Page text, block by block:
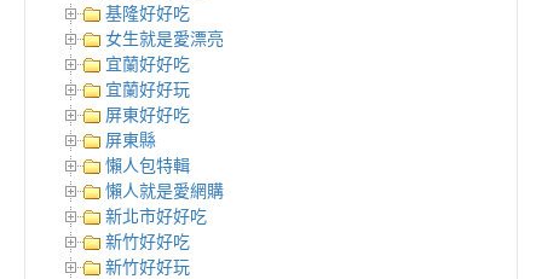
基隆好好吃
女生就是愛漂亮
宜蘭好好吃
宜蘭好好玩
屏東好好吃
屏東縣
懶人包特輯
懶人就是愛網購
新北市好好吃
新竹好好吃
新竹好好玩